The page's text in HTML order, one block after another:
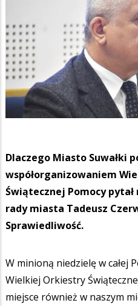
Dlaczego Miasto Suwałki
współorganizowaniem
Świątecznej Pomocy
rady miasta Tadeusz
Sprawiedliwość.
W minioną niedzielę w całej
Wielkiej Orkiestry
miejsce również w naszym